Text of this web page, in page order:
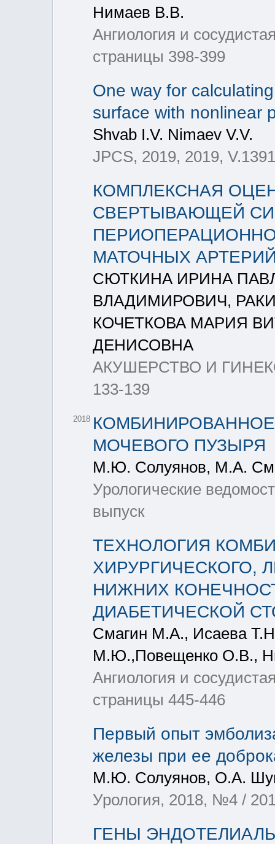
Нимаев В.В.
Ангиология и
страницы 398-399
One way for
surface with nonlinear
Shvab I.V. Nimaev V.V.
JPCS, 2019, 2019,
КОМПЛЕКСНАЯ
СВЕРТЫВАЮЩЕЙ
МАТОЧНЫХ
СЮТКИНА ИРИНА
ВЛАДИМИРОВИЧ,
КОЧЕТКОВА МАРИЯ
ДЕНИСОВНА
АКУШЕРСТВО И
133-139
2018
МОЧЕВОГО ПУЗЫРЯ
М.Ю. Солуянов, М.А.
Урологические
выпуск
ТЕХНОЛОГИЯ
ХИРУРГИЧЕСКОГО,
НИЖНИХ
ДИАБЕТИЧЕСКОЙ
Смагин М.А., Исаева
М.Ю.,Повещенко О.В.,
Ангиология и
страницы 445-446
Первый опыт
железы при ее
М.Ю. Солуянов, О.А.
Урология, 2018, №4 /
ГЕНЫ